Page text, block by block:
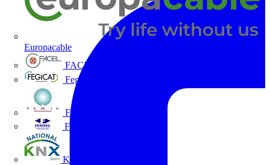
Europacable
FACEL
Fegicat
FENIE
FENITEL
KNX España